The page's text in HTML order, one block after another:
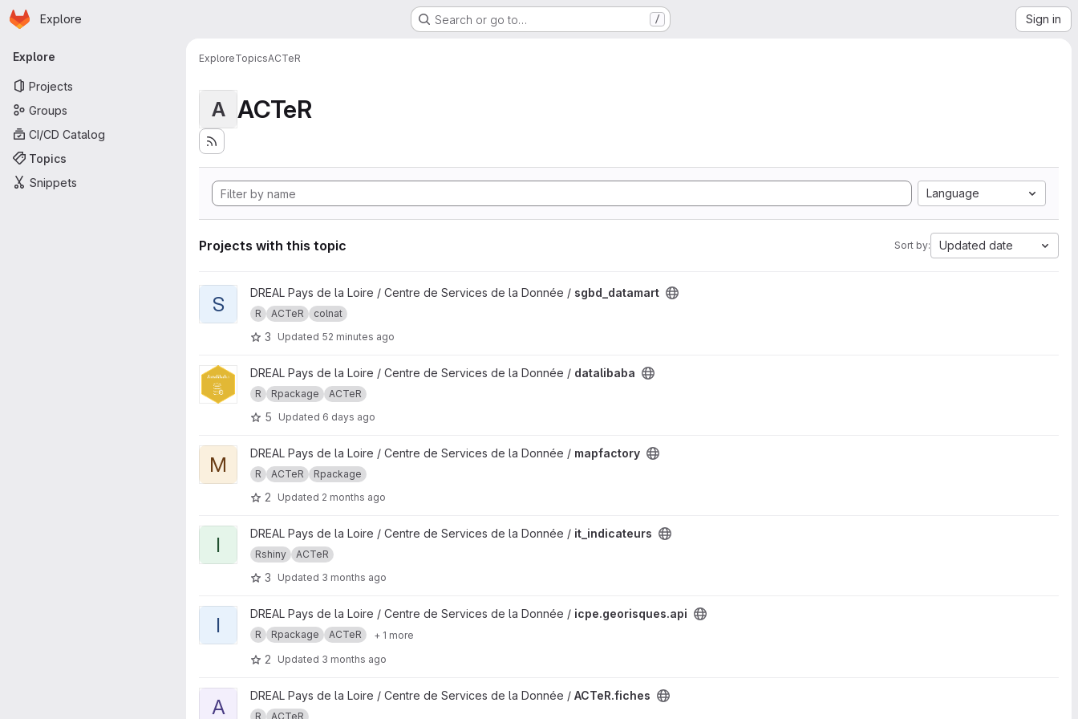
Skip to main content
Homepage
Explore Search or go to… / Sign in
Primary navigation
Explore
Projects
Groups
CI/CD Catalog
Topics
Snippets
ExploreTopicsACTeR
A ACTeR
Language
Projects with this topic Sort by: Updated date
View sgbd_datamart project
S DREAL Pays de la Loire / Centre de Services de la Donnée / sgbd_datamart
R ACTeR colnat
3 Updated 52 minutes ago
View datalibaba project
DREAL Pays de la Loire / Centre de Services de la Donnée / datalibaba
R Rpackage ACTeR
5 Updated 6 days ago
View mapfactory project
M DREAL Pays de la Loire / Centre de Services de la Donnée / mapfactory
R ACTeR Rpackage
2 Updated 2 months ago
View it_indicateurs project
I DREAL Pays de la Loire / Centre de Services de la Donnée / it_indicateurs
Rshiny ACTeR
3 Updated 3 months ago
View icpe.georisques.api project
I DREAL Pays de la Loire / Centre de Services de la Donnée / icpe.georisques.api
R Rpackage ACTeR + 1 more
2 Updated 3 months ago
View ACTeR.fiches project
A DREAL Pays de la Loire / Centre de Services de la Donnée / ACTeR.fiches
R ACTeR